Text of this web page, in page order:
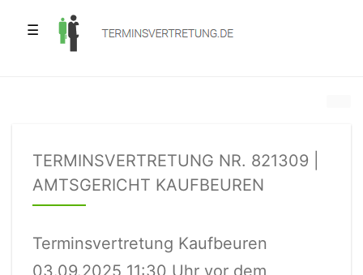
☰
TERMINSVERTRETUNG NR. 821309 |
AMTSGERICHT KAUFBEUREN
Terminsvertretung Kaufbeuren
03.09.2025 11:30 Uhr vor dem